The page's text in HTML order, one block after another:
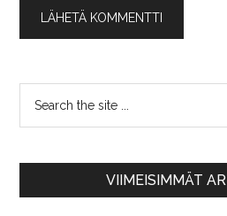
VIIMEISIMMÄT